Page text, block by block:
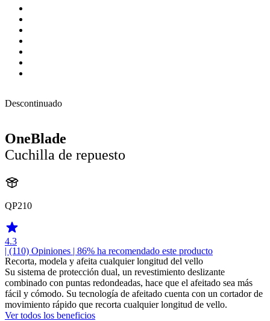
Descontinuado
OneBlade
Cuchilla de repuesto
QP210
4.3
| (110) Opiniones | 86% ha recomendado este producto
Recorta, modela y afeita cualquier longitud del vello
Su sistema de protección dual, un revestimiento deslizante
combinado con puntas redondeadas, hace que el afeitado sea más
fácil y cómodo. Su tecnología de afeitado cuenta con un cortador de
movimiento rápido que recorta cualquier longitud de vello.
Ver todos los beneficios